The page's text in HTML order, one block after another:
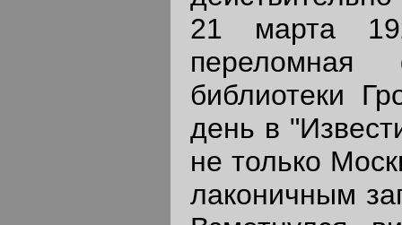
21 марта
библиотеки
день в
не только
лаконичным